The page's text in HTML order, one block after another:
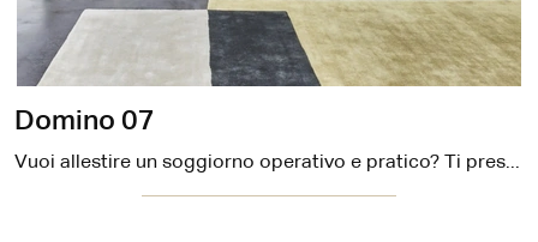
Domino 07
Vuoi allestire un soggiorno operativo e pratico? Ti presentiamo la parete attrezzata Domino 07 Sangiacomo dalle linee decise moderne.